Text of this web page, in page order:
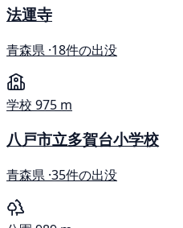
法運寺
青森県 ·18件の出没
学校 975 m
八戸市立多賀台小学校
青森県 ·35件の出没